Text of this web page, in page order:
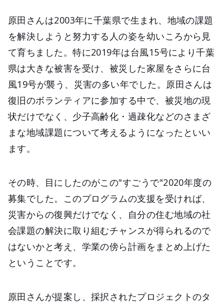
原田さんは2003年に千葉県で生まれ、地域の課題
を解決しようと努力する人の姿を幼いころから見
て育ちました。特に2019年は台風15号により千葉
県は大きな被害を受け、被災した家屋をさらに台
風19号が襲う、災害の多い年でした。原田さんは
復旧のボランティアに参加する中で、被災地の現
状だけでなく、少子高齢化・過疎化などのさまざ
まな地域課題について考えるようになったといい
ます。
その時、目にしたのがこの"すごうで"2020年度の
募集でした。このプログラムの支援を受ければ、
災害からの復興だけでなく、自分の住む地域の社
会課題の解決に取り組むチャンスが得られるので
はないかと考え、学業の傍ら計画をまとめ上げた
ということです。
原田さんが提案し、採択されたプロジェクトのタ